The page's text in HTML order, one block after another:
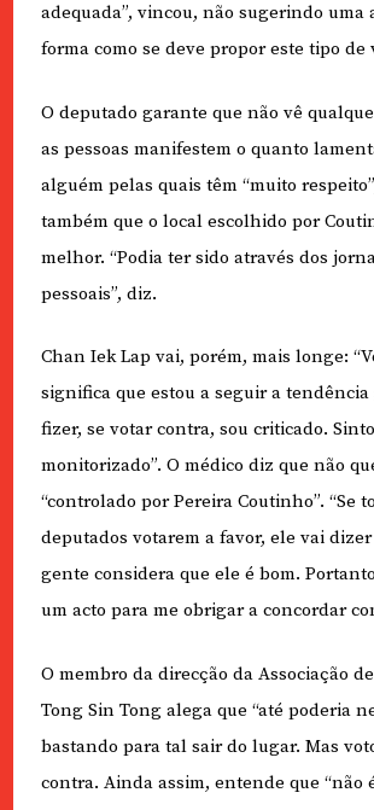
adequada”, vincou, não sugerindo uma
forma como se deve propor este tipo de
O deputado garante que não vê
as pessoas manifestem o quanto
alguém pelas quais têm “muito
também que o local escolhido por
melhor. “Podia ter sido através dos
pessoais”, diz.
Chan Iek Lap vai, porém, mais longe:
significa que estou a seguir a tendência
fizer, se votar contra, sou criticado.
monitorizado”. O médico diz que não
“controlado por Pereira Coutinho”. “Se
deputados votarem a favor, ele vai
gente considera que ele é bom.
um acto para me obrigar a concordar
O membro da direcção da Associação
Tong Sin Tong alega que “até poderia
bastando para tal sair do lugar. Mas
contra. Ainda assim, entende que “não